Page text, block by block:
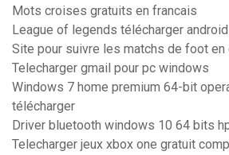
Mots croises gratuits en francais
League of legends télécharger android
Site pour suivre les matchs de foot en
Telecharger gmail pour pc windows
Windows 7 home premium 64-bit
télécharger
Driver bluetooth windows 10 64 bits
Telecharger jeux xbox one gratuit